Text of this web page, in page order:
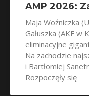
AMP 2026:
Maja Woźniczka
Gałuszka (AKF
eliminacyjne
Na zachodzie
i Bartłomiej
Rozpoczęły się